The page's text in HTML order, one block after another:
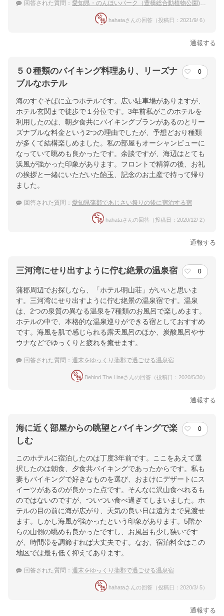
回答された質問： 愛知県・のんほいパーク（豊橋総合動植物公園)で遊んだ後、温泉に宿泊したい。
hahataさんの回答（投稿日：2021/9/ 6）
通報する
５０種類のバイキング料理あり、リーズナ
ブルなホテル
0
海のすぐそばに立つホテルです。広い駐車場がありますが、
ホテル玄関まで徒歩で１分位です。3年前私がこのホテルを
利用したのは、朝夕食共にバイキングプランがあるのとリー
ズナブルな料金という2つの理由でしたが、予想どおり種類
が多くて結構楽しめました。私の部屋もオーシャンビューに
なっていて眺めも良かったです。余談ですが、海辺はとても
浜風が強かった印象があります。フロントで精算の後、お礼
の挨拶と一緒にいただいた飴玉、記念のお土産で持って帰り
ました。
回答された質問： 愛知県蒲郡であじさい祭りの後に宿泊する宿
hahataさんの回答（投稿日：2020/12/ 2）
通報する
三河湾にせり出すように佇む絶景の温泉宿 0
蒲郡周辺でお探しなら、「ホテル明山荘」がいいと思いま
す。三河湾にせり出すように佇む絶景の温泉宿です。温泉
は、2つの泉質の異なる温泉を7種類のお風呂で楽しめます。
ホテルの中で、本格的な温泉巡りができる宿としておすすめ
です。海風を肌で感じられる露天風呂のほか、炭酸風呂やサ
ウナなどでゆっくりと疲れを癒せます。
回答された質問： 週末をゆっくり蒲郡で過ごせる温泉宿
Behind The Lineさんの回答（投稿日：2020/5/30）
通報する
海に近く部屋からの眺望とバイキングで楽
しむ
0
このホテルに宿泊したのは丁度3年前です。ここをあえて選
択したのは朝食、夕食共バイキングであったからです。私も
妻もバイキングで好きなものを選び、おまけにデザートにス
イーツがあるのが良かった点です。そんなに沢山食べれるも
のではないのですが、ついつい食べ過ぎてしまいました。ホ
テルの目の前に海が広がり、天気の良い日は遠方まで見渡せ
ます。しかし海風が強かったという印象があります。5階か
らの山側の眺めも良かったですし、お風呂も少し狭いです
が、時間帯を調節すれば大丈夫です。なお、宿泊料金はこの
地区では最も低く抑えてあります。
回答された質問： 週末をゆっくり蒲郡で過ごせる温泉宿
hahataさんの回答（投稿日：2020/3/ 5）
通報する